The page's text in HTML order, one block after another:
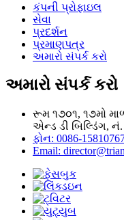
કંપની પ્રોફાઇલ
સેવા
પ્રદર્શન
પ્રમાણપત્ર
અમારો સંપર્ક કરો
અમારો સંપર્ક કરો
રૂમ ૧૭૦૧, ૧૭મો
એન્ડ ડી બિલ્ડિંગ,
ફોન: 0086-
Email: